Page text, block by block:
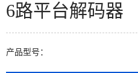
6路平台解码器
产品型号：